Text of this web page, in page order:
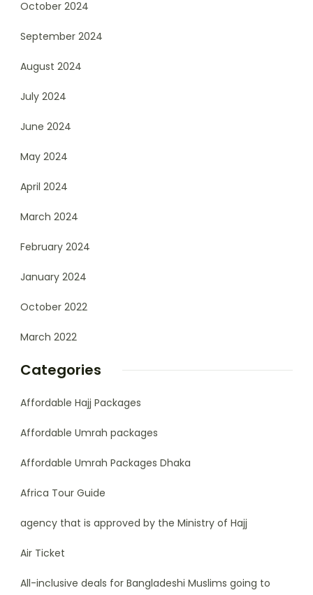
October 2024
September 2024
August 2024
July 2024
June 2024
May 2024
April 2024
March 2024
February 2024
January 2024
October 2022
March 2022
Categories
Affordable Hajj Packages
Affordable Umrah packages
Affordable Umrah Packages Dhaka
Africa Tour Guide
agency that is approved by the Ministry of Hajj
Air Ticket
All-inclusive deals for Bangladeshi Muslims going to